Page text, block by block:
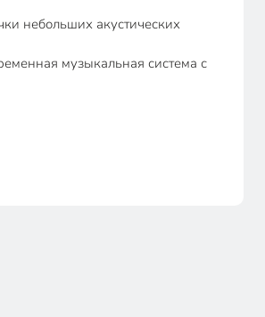
небольших акустических
музыкальная система с